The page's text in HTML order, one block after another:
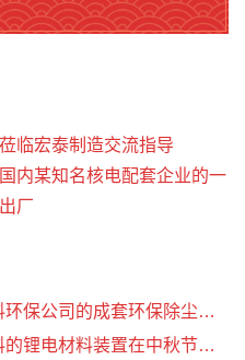
临宏泰制造交流指导
内某知名核电配套企业的一
厂
湖南宏泰承接湖南某新材料环保公司的成套环保除尘系统2套，共8台设备顺利出厂
湖南宏泰承接国内某新材料的锂电材料装置在中秋节前顺利完工发货